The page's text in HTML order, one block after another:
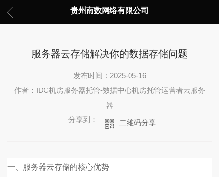
贵州南数网络有限公司
服务器云存储解决你的数据存储问题
发布时间：2025-05-16
作者：IDC机房服务器托管-数据中心机房托管运营者云服务
器
分享到：
二维码分享
一、服务器云存储的核心优势